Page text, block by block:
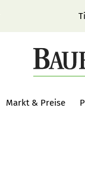
Markt & Preise